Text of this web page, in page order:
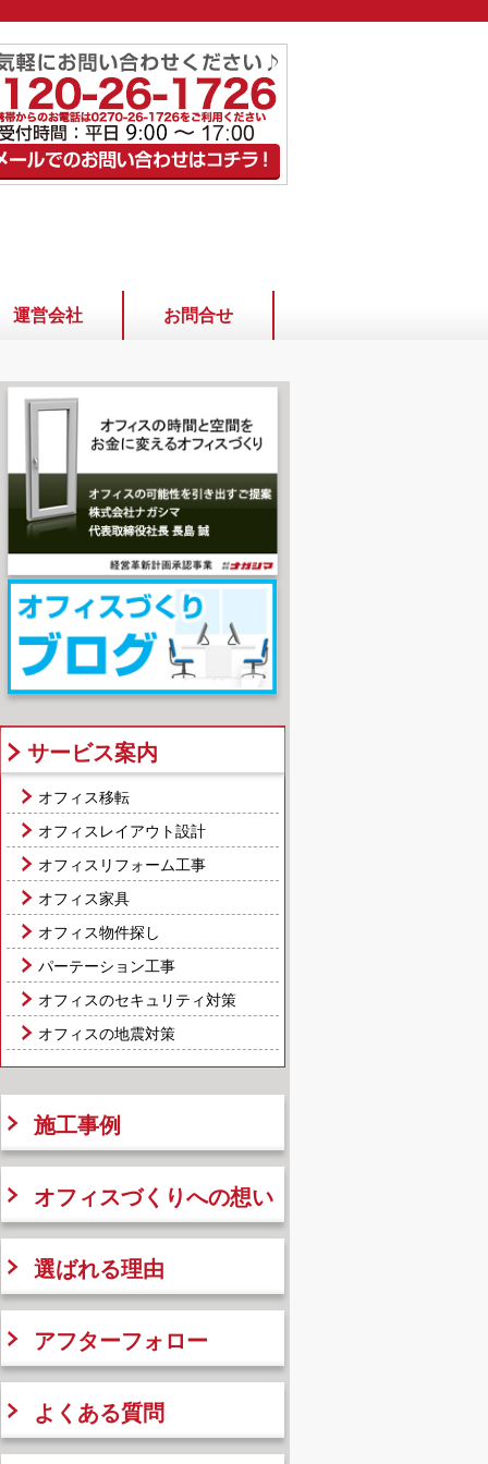
運営会社 お問合せ
サービス案内
オフィス移転
オフィスレイアウト設計
オフィスリフォーム工事
オフィス家具
オフィス物件探し
パーテーション工事
オフィスのセキュリティ対策
オフィスの地震対策
施工事例
オフィスづくりへの想い
選ばれる理由
アフターフォロー
よくある質問